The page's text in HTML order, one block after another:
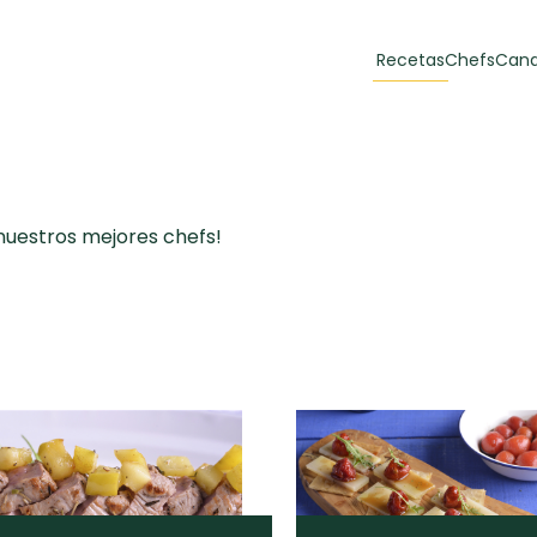
Recetas
Toast de trucha
curada y queso
casero
30 min
CARNE
60 min
Chefs
mejores chefs!